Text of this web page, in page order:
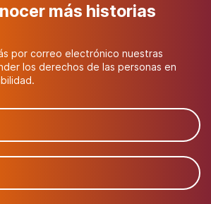
más historias
por correo electrónico nuestras
los derechos de las personas en